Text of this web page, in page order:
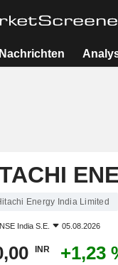
Nachrichten
Energy India Limited
NSE India S.E. 05.08.2026
INR +1,23